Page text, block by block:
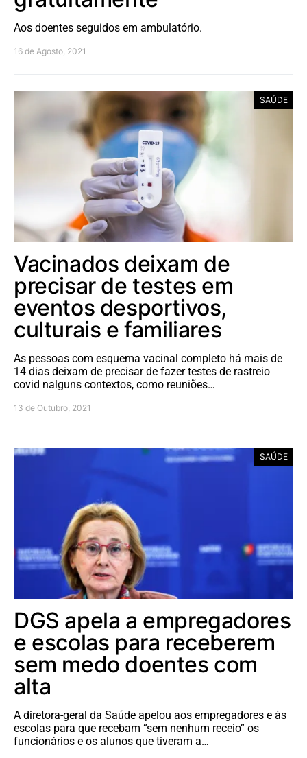
Aos doentes seguidos em ambulatório.
16 de Agosto, 2021
SAÚDE
Vacinados deixam de
precisar de testes em
eventos desportivos,
culturais e familiares
As pessoas com esquema vacinal completo há mais de
14 dias deixam de precisar de fazer testes de rastreio
covid nalguns contextos, como reuniões…
13 de Outubro, 2021
SAÚDE
DGS apela a empregadores
e escolas para receberem
sem medo doentes com
alta
A diretora-geral da Saúde apelou aos empregadores e às
escolas para que recebam “sem nenhum receio” os
funcionários e os alunos que tiveram a…